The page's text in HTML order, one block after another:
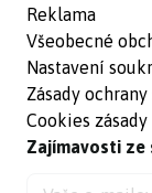
Reklama
Všeobecné
Nastavení
Zásady
Cookies zásady
Zajímavosti ze